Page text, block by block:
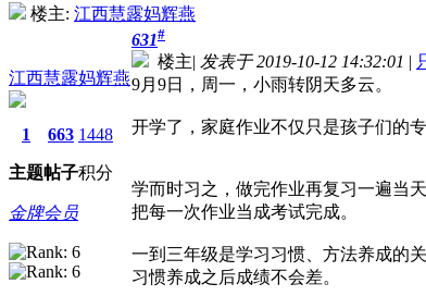
楼主: 江西慧露妈辉燕
江西慧露妈辉燕
1
主题
663
帖子
1448
积分
金牌会员
631#
楼主| 发表于 2019-10-12 14:32:01 |
9月9日，周一，小雨转阴天多云。
开学了，家庭作业不仅只是孩子们的
学而时习之，做完作业再复习一遍当
把每一次作业当成考试完成。
一到三年级是学习习惯、方法养成的
习惯养成之后成绩不会差。